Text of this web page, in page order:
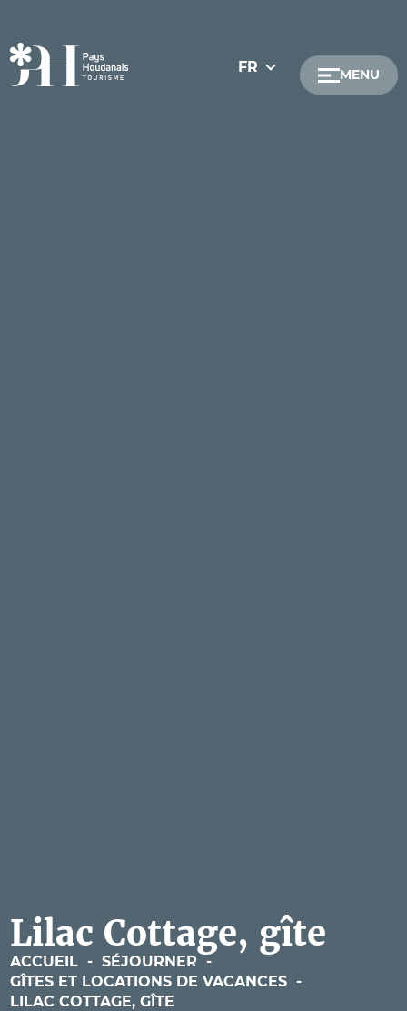
FR MENU
Lilac Cottage, gîte
ACCUEIL - SÉJOURNER -
GÎTES ET LOCATIONS DE VACANCES -
LILAC COTTAGE, GÎTE